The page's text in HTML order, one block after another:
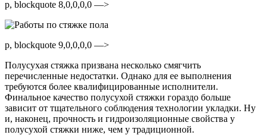
p, blockquote 8,0,0,0,0 —>
p, blockquote 9,0,0,0,0 —>
Полусухая стяжка призвана несколько смягчить
перечисленные недостатки. Однако для ее выполнения
требуются более квалифицированные исполнители.
Финальное качество полусухой стяжки гораздо больше
зависит от тщательного соблюдения технологии укладки. Ну
и, наконец, прочность и гидроизоляционные свойства у
полусухой стяжки ниже, чем у традиционной.